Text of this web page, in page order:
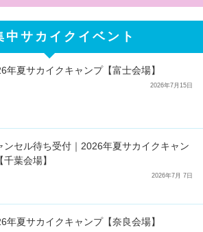
中サカイクイベント
年夏サカイクキャンプ【富士会場】
2026年7月15日
ンセル待ち受付｜2026年夏サカイクキャン
千葉会場】
2026年7月 7日
年夏サカイクキャンプ【奈良会場】